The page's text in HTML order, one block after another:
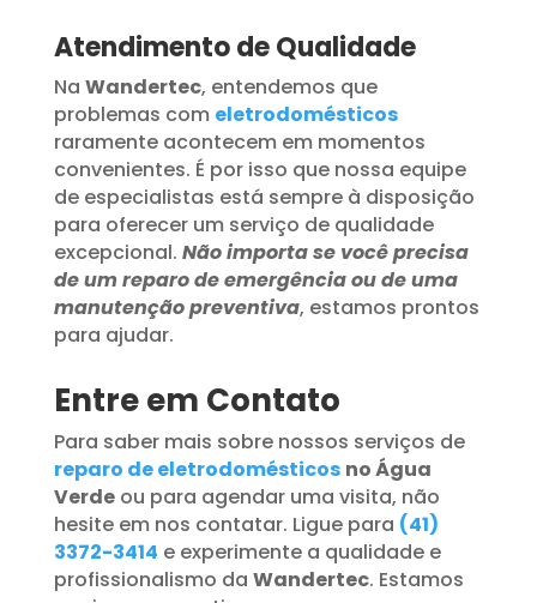
Atendimento de Qualidade
Na Wandertec, entendemos que
problemas com eletrodomésticos
raramente acontecem em momentos
convenientes. É por isso que nossa equipe
de especialistas está sempre à disposição
para oferecer um serviço de qualidade
excepcional. Não importa se você precisa
de um reparo de emergência ou de uma
manutenção preventiva, estamos prontos
para ajudar.
Entre em Contato
Para saber mais sobre nossos serviços de
reparo de eletrodomésticos no Água
Verdeou para agendar uma visita, não
hesite em nos contatar. Ligue para (41)
3372-3414 e experimente a qualidade e
profissionalismo da Wandertec. Estamos